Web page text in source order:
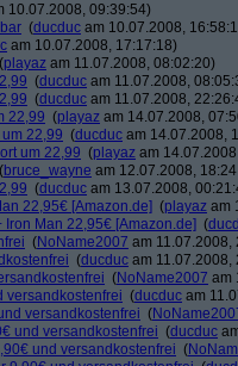
10.07.2008, 09:39:54)
(ducduc am 10.07.2008,
am 10.07.2008, 17:17:18)
(playaz am 11.07.2008, 08:02:20)
(ducduc am 11.07.2008,
(ducduc am 11.07.2008,
22,99 (playaz am 14.07.2008,
22,99 (ducduc am 14.07.2008,
um 22,99 (playaz am
(bruce_wayne am 12.07.2008,
(ducduc am 13.07.2008,
22,95€ [Amazon.de] (playaz am
Man 22,95€ [Amazon.de] (
(NoName2007 am 11.07.2008,
(ducduc am 11.07.2008,
(NoName2007 am
versandkostenfrei (ducduc am
versandkostenfrei (
und versandkostenfrei (ducduc
und versandkostenfrei (